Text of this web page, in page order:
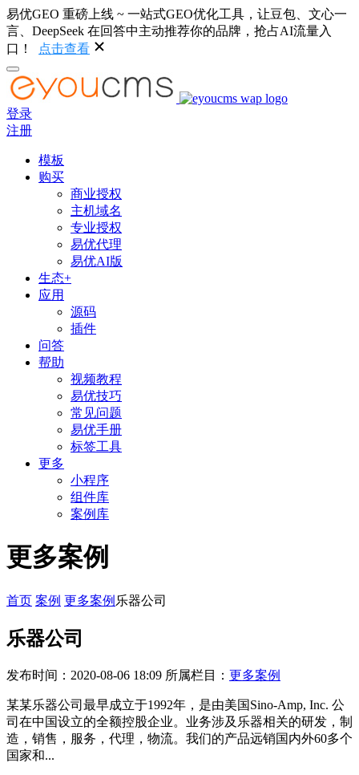
易优GEO 重磅上线 ~ 一站式GEO优化工具，让豆包、文心一
言、DeepSeek 在回答中主动推荐你的品牌，抢占AI流量入
口！
点击查看
登录
注册
模板
购买
商业授权
主机域名
专业授权
易优代理
易优AI版
生态+
应用
源码
插件
问答
帮助
视频教程
易优技巧
常见问题
易优手册
标签工具
更多
小程序
组件库
案例库
更多案例
首页 案例 更多案例 乐器公司
乐器公司
发布时间：2020-08-06 18:09 所属栏目： 更多案例
某某乐器公司最早成立于1992年，是由美国Sino-Amp, Inc. 公
司在中国设立的全额控股企业。业务涉及乐器相关的研发，制
造，销售，服务，代理，物流。我们的产品远销国内外60多个
国家和...